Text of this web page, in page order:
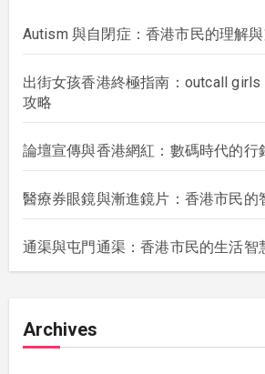
Autism 與自閉症：香港市民的理解
出街女孩香港終極指南：outcall
攻略
論壇宣傳與香港網紅：數碼時代的行
醫療券眼鏡與漸進鏡片：香港市民的
通渠與屯門通渠：香港市民的生活智
Archives